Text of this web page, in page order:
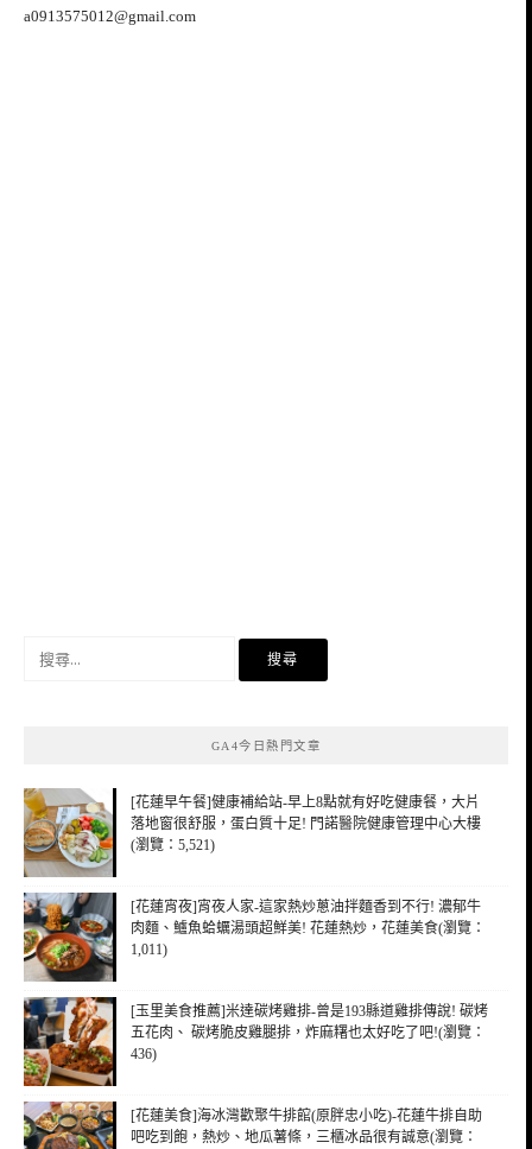
a0913575012@gmail.com
GA4今日熱門文章
[花蓮早午餐]健康補給站-早上8點就有好吃健康餐，大片
落地窗很舒服，蛋白質十足! 門諾醫院健康管理中心大樓
(瀏覽：5,521)
[花蓮宵夜]宵夜人家-這家熱炒蔥油拌麵香到不行! 濃郁牛
肉麵、鱸魚蛤蠣湯頭超鮮美! 花蓮熱炒，花蓮美食(瀏覽：
1,011)
[玉里美食推薦]米達碳烤雞排-曾是193縣道雞排傳說! 碳烤
五花肉、 碳烤脆皮雞腿排，炸麻糬也太好吃了吧!(瀏覽：
436)
[花蓮美食]海冰灣歡聚牛排館(原胖忠小吃)-花蓮牛排自助
吧吃到飽，熱炒、地瓜薯條，三櫃冰品很有誠意(瀏覽：